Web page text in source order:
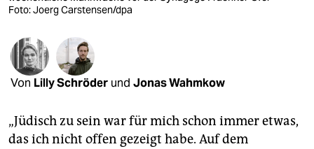
fragen & hilfe
unterstützen
abo
genossenschaft
epaper login
Foto: Joerg Carstensen/dpa
Von Lilly Schröder und Jonas Wahmkow
„Jüdisch zu sein war für mich schon immer etwas,
das ich nicht offen gezeigt habe. Auf dem